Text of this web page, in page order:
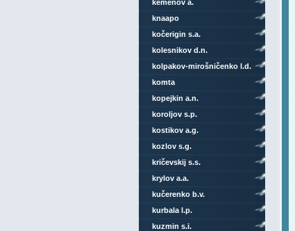
kemenov a.
knaapo
kočerigin s.a.
kolesnikov d.n.
kolpakov-mirošničenko l.d.
komta
kopejkin a.n.
koroljov s.p.
kostikov a.g.
kozlov s.g.
kričevskij s.s.
krylov a.a.
kučerenko b.v.
kurbala l.p.
kuzmin s.i.